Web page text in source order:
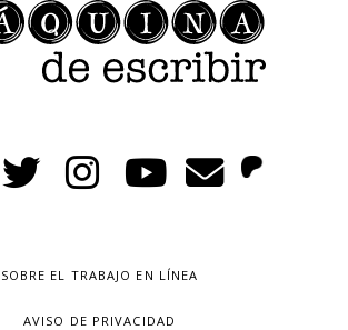
SOBRE EL TRABAJO EN LÍNEA
AVISO DE PRIVACIDAD